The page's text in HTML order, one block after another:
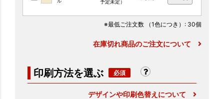
予定未定）
※最低ご注文数 （1色につき） : 30個
在庫切れ商品のご注文について
印刷方法を選ぶ
デザインや印刷色替えについて